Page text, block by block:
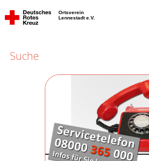
Ortsverein
Lennestadt e.V.
Suche